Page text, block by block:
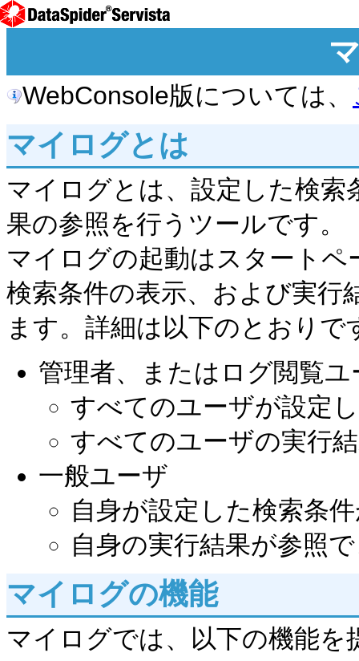
WebConsole版については、
マイログとは
マイログとは、設定した検
果の参照を行うツールです。
マイログの起動はスタートペ
検索条件の表示、および実行
ます。詳細は以下のとおりで
管理者、またはログ閲覧ユ
すべてのユーザが設定
すべてのユーザの実行
一般ユーザ
自身が設定した検索条
自身の実行結果が参照
マイログの機能
マイログでは、以下の機能を